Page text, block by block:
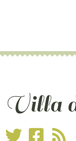
Villa